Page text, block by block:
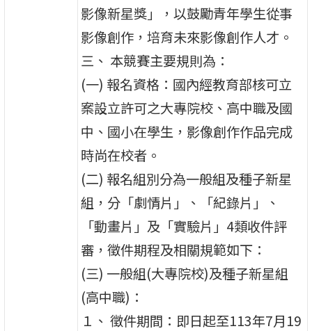
影像新星獎」，以鼓勵青年學生從事
影像創作，培育未來影像創作人才。
三、 本競賽主要規則為：
(一) 報名資格：國內經教育部核可立
案設立許可之大專院校、高中職及國
中、國小在學生，影像創作作品完成
時尚在校者。
(二) 報名組別分為一般組及種子新星
組，分「劇情片」、「紀錄片」、
「動畫片」及「實驗片」4類收件評
審，徵件期程及相關規範如下：
(三) 一般組(大專院校)及種子新星組
(高中職)：
１、 徵件期間：即日起至113年7月19